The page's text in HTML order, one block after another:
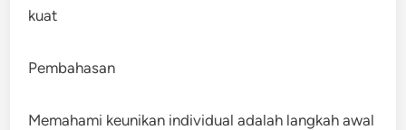
kuat
Pembahasan
Memahami keunikan individual adalah langkah awal